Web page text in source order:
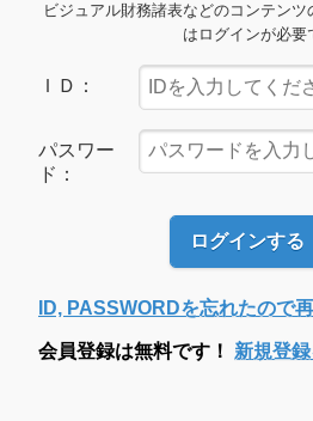
ビジュアル財務諸表などのコンテン
はログインが必要
ＩＤ：
パスワー
ド：
ログインする
ID, PASSWORDを忘れたので
会員登録は無料です！ 新規登